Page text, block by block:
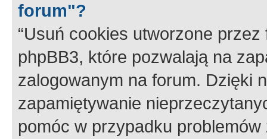
forum"?
“Usuń cookies utworzone
phpBB3, które pozwalają na
zalogowanym na forum. Dzięki
zapamiętywanie
pomóc w przypadku